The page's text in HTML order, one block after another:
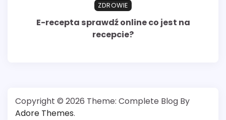
ZDROWIE
E-recepta sprawdź online co jest na
recepcie?
Copyright © 2026 Theme: Complete Blog By
Adore Themes.